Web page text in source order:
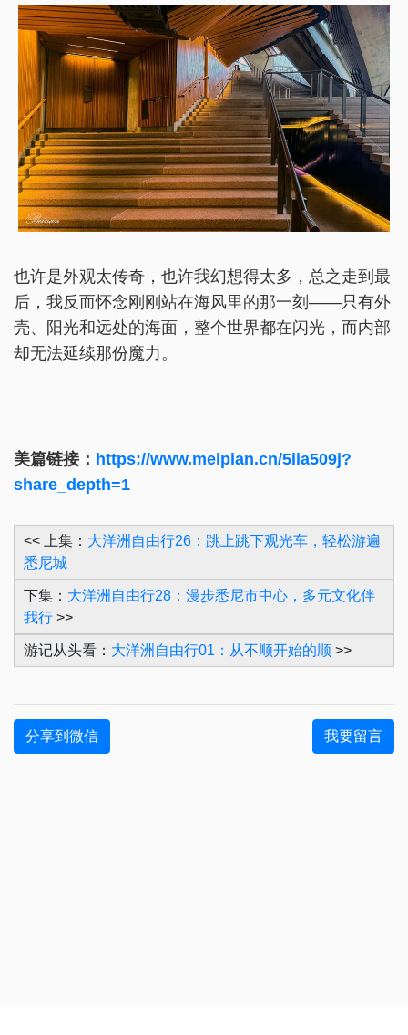
也许是外观太传奇，也许我幻想得太多，总之走到最
后，我反而怀念刚刚站在海风里的那一刻——只有外
壳、阳光和远处的海面，整个世界都在闪光，而内部
却无法延续那份魔力。
美篇链接： https://www.meipian.cn/5iia509j?
share_depth=1
<< 上集： 大洋洲自由行26：跳上跳下观光车，轻松游遍
悉尼城
下集： 大洋洲自由行28：漫步悉尼市中心，多元文化伴
我行 >>
游记从头看： 大洋洲自由行01：从不顺开始的顺 >>
分享到微信 我要留言